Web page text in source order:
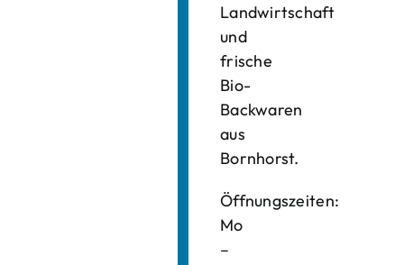
Landwirtschaft
und
frische
Bio-
Backwaren
aus
Bornhorst.
Öffnungszeiten:
Mo
–